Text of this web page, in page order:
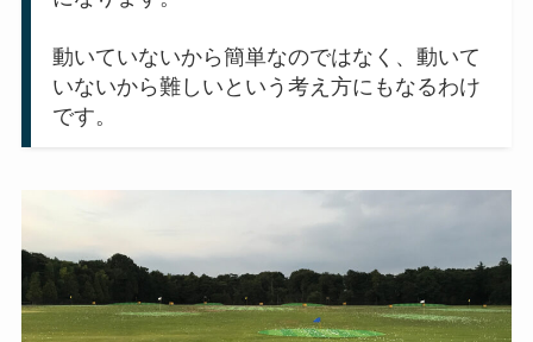
動いていないから簡単なのではなく、動いて
いないから難しいという考え方にもなるわけ
です。